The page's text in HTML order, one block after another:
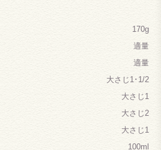
170g
適量
適量
大さじ1･1/2
大さじ1
大さじ2
大さじ1
100ml